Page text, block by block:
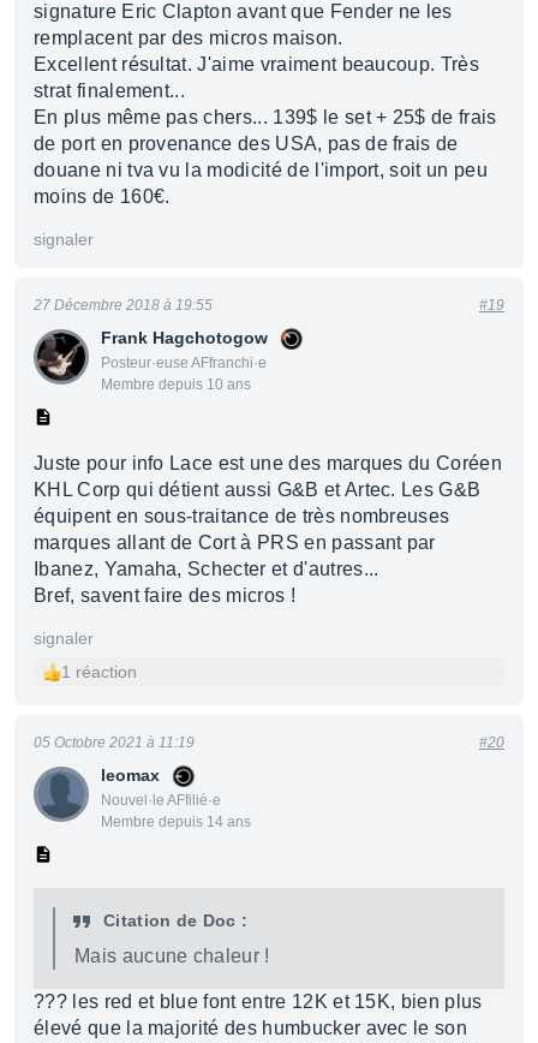
signature Eric Clapton avant que Fender ne les
remplacent par des micros maison.
Excellent résultat. J'aime vraiment beaucoup. Très
strat finalement...
En plus même pas chers... 139$ le set + 25$ de frais
de port en provenance des USA, pas de frais de
douane ni tva vu la modicité de l'import, soit un peu
moins de 160€.
signaler
Frank Hagchotogow
Posteur·euse AFfranchi·e
Membre depuis 10 ans
27 Décembre 2018 à 19:55 #19
Juste pour info Lace est une des marques du Coréen
KHL Corp qui détient aussi G&B et Artec. Les G&B
équipent en sous-traitance de très nombreuses
marques allant de Cort à PRS en passant par
Ibanez, Yamaha, Schecter et d'autres...
Bref, savent faire des micros !
signaler
1 réaction
leomax
Nouvel·le AFfilié·e
Membre depuis 14 ans
05 Octobre 2021 à 11:19 #20
Citation de Doc :
Mais aucune chaleur !
??? les red et blue font entre 12K et 15K, bien plus
élevé que la majorité des humbucker avec le son